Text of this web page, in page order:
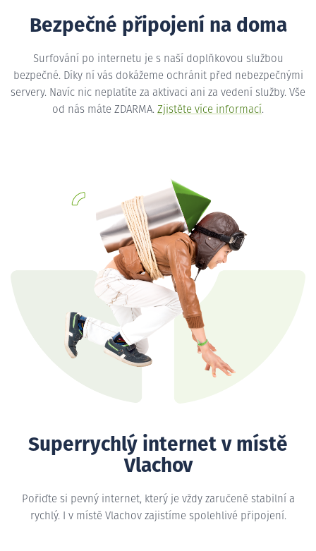
Bezpečné připojení na doma
Surfování po internetu je s naší doplňkovou službou
bezpečné. Díky ní vás dokážeme ochránit před nebezpečnými
servery. Navíc nic neplatíte za aktivaci ani za vedení služby. Vše
od nás máte ZDARMA. Zjistěte více informací.
Superrychlý internet v místě
Vlachov
Pořiďte si pevný internet, který je vždy zaručeně stabilní a
rychlý. I v místě Vlachov zajistíme spolehlivé připojení.